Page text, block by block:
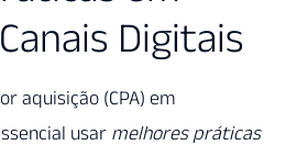
Digitais
aquisição (CPA) em
usar melhores práticas